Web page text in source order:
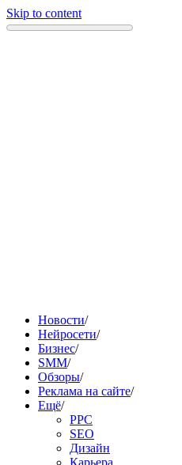
Skip to content
Новости/
Нейросети/
Бизнес/
SMM/
Обзоры/
Реклама на сайте/
Ещё/
PPC
SEO
Дизайн
Карьера